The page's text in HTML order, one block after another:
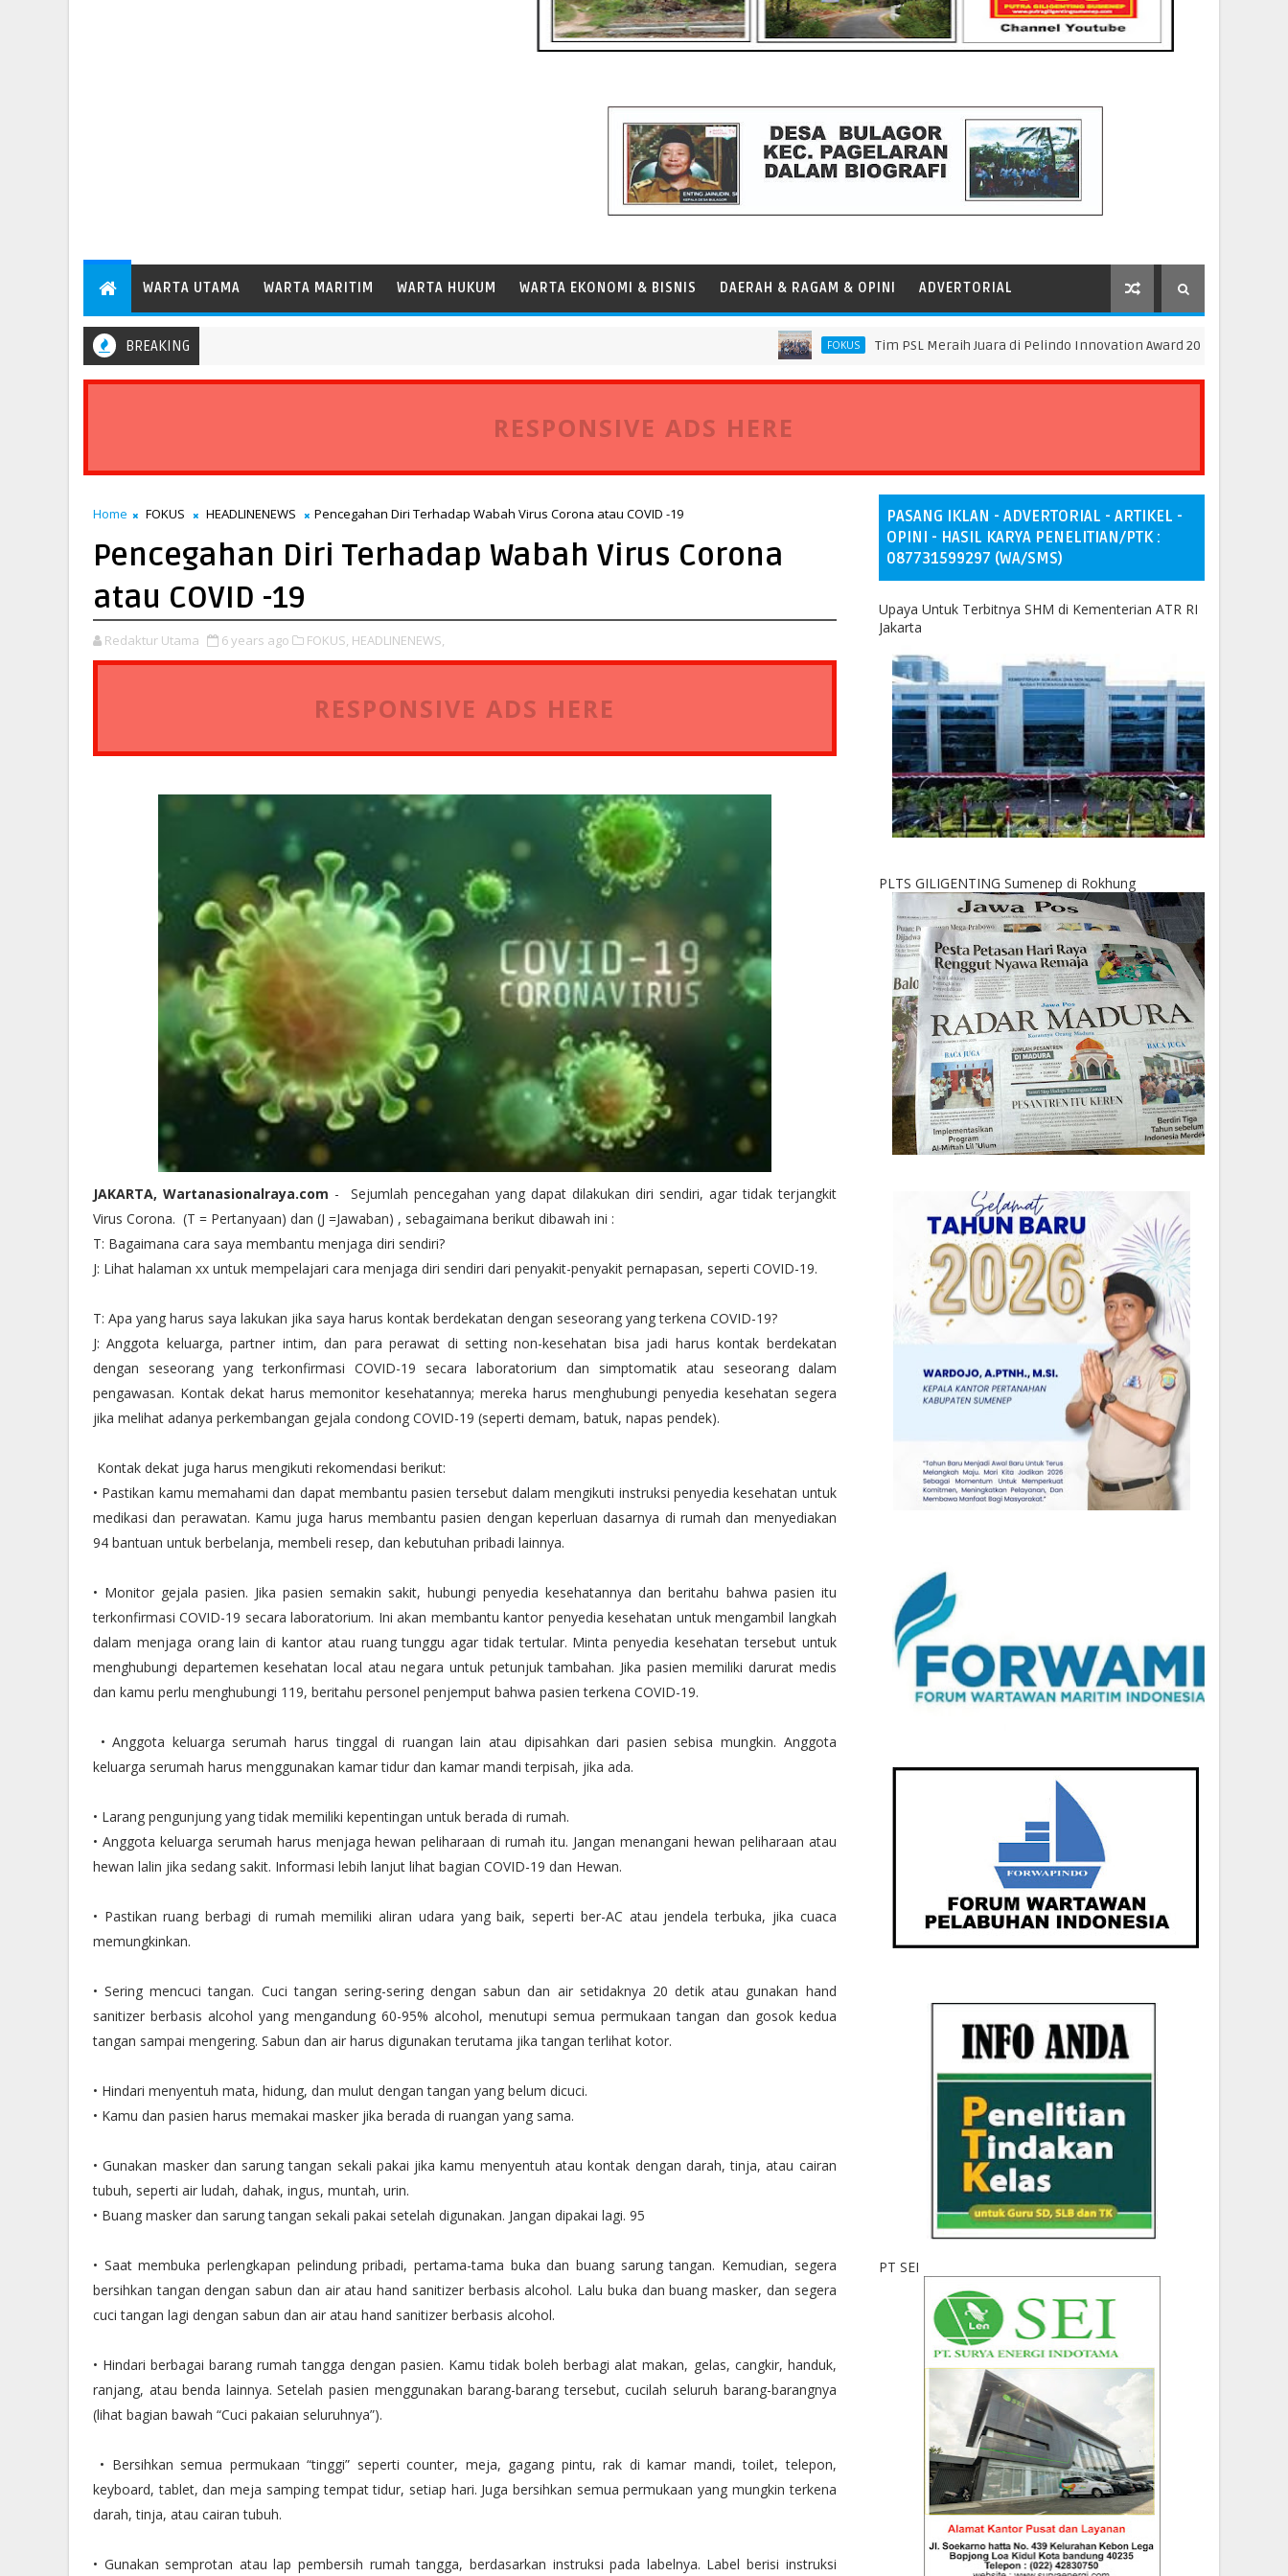
WARTA UTAMA WARTA MARITIM WARTA HUKUM WARTA EKONOMI & BISNIS DAERAH & RAGAM & OPINI ADVERTORIAL
BREAKING FOKUS Tim PSL Meraih Juara di Pelindo Innovation Award 2026 Tim K3SATRIA dan
RESPONSIVE ADS HERE
Home FOKUS HEADLINENEWS Pencegahan Diri Terhadap Wabah Virus Corona atau COVID -19
Pencegahan Diri Terhadap Wabah Virus Corona
atau COVID -19
Redaktur Utama 6 years ago FOKUS, HEADLINENEWS,
RESPONSIVE ADS HERE
JAKARTA, Wartanasionalraya.com - Sejumlah pencegahan yang dapat dilakukan diri sendiri, agar tidak terjangkit
Virus Corona. (T = Pertanyaan) dan (J =Jawaban) , sebagaimana berikut dibawah ini :
T: Bagaimana cara saya membantu menjaga diri sendiri?
J: Lihat halaman xx untuk mempelajari cara menjaga diri sendiri dari penyakit-penyakit pernapasan, seperti COVID-19.
T: Apa yang harus saya lakukan jika saya harus kontak berdekatan dengan seseorang yang terkena COVID-19?
J: Anggota keluarga, partner intim, dan para perawat di setting non-kesehatan bisa jadi harus kontak berdekatan
dengan seseorang yang terkonfirmasi COVID-19 secara laboratorium dan simptomatik atau seseorang dalam
pengawasan. Kontak dekat harus memonitor kesehatannya; mereka harus menghubungi penyedia kesehatan segera
jika melihat adanya perkembangan gejala condong COVID-19 (seperti demam, batuk, napas pendek).
Kontak dekat juga harus mengikuti rekomendasi berikut:
• Pastikan kamu memahami dan dapat membantu pasien tersebut dalam mengikuti instruksi penyedia kesehatan untuk
medikasi dan perawatan. Kamu juga harus membantu pasien dengan keperluan dasarnya di rumah dan menyediakan
94 bantuan untuk berbelanja, membeli resep, dan kebutuhan pribadi lainnya.
• Monitor gejala pasien. Jika pasien semakin sakit, hubungi penyedia kesehatannya dan beritahu bahwa pasien itu
terkonfirmasi COVID-19 secara laboratorium. Ini akan membantu kantor penyedia kesehatan untuk mengambil langkah
dalam menjaga orang lain di kantor atau ruang tunggu agar tidak tertular. Minta penyedia kesehatan tersebut untuk
menghubungi departemen kesehatan local atau negara untuk petunjuk tambahan. Jika pasien memiliki darurat medis
dan kamu perlu menghubungi 119, beritahu personel penjemput bahwa pasien terkena COVID-19.
• Anggota keluarga serumah harus tinggal di ruangan lain atau dipisahkan dari pasien sebisa mungkin. Anggota
keluarga serumah harus menggunakan kamar tidur dan kamar mandi terpisah, jika ada.
• Larang pengunjung yang tidak memiliki kepentingan untuk berada di rumah.
• Anggota keluarga serumah harus menjaga hewan peliharaan di rumah itu. Jangan menangani hewan peliharaan atau
hewan lalin jika sedang sakit. Informasi lebih lanjut lihat bagian COVID-19 dan Hewan.
• Pastikan ruang berbagi di rumah memiliki aliran udara yang baik, seperti ber-AC atau jendela terbuka, jika cuaca
memungkinkan.
• Sering mencuci tangan. Cuci tangan sering-sering dengan sabun dan air setidaknya 20 detik atau gunakan hand
sanitizer berbasis alcohol yang mengandung 60-95% alcohol, menutupi semua permukaan tangan dan gosok kedua
tangan sampai mengering. Sabun dan air harus digunakan terutama jika tangan terlihat kotor.
• Hindari menyentuh mata, hidung, dan mulut dengan tangan yang belum dicuci.
• Kamu dan pasien harus memakai masker jika berada di ruangan yang sama.
• Gunakan masker dan sarung tangan sekali pakai jika kamu menyentuh atau kontak dengan darah, tinja, atau cairan
tubuh, seperti air ludah, dahak, ingus, muntah, urin.
• Buang masker dan sarung tangan sekali pakai setelah digunakan. Jangan dipakai lagi. 95
• Saat membuka perlengkapan pelindung pribadi, pertama-tama buka dan buang sarung tangan. Kemudian, segera
bersihkan tangan dengan sabun dan air atau hand sanitizer berbasis alcohol. Lalu buka dan buang masker, dan segera
cuci tangan lagi dengan sabun dan air atau hand sanitizer berbasis alcohol.
• Hindari berbagai barang rumah tangga dengan pasien. Kamu tidak boleh berbagi alat makan, gelas, cangkir, handuk,
ranjang, atau benda lainnya. Setelah pasien menggunakan barang-barang tersebut, cucilah seluruh barang-barangnya
(lihat bagian bawah “Cuci pakaian seluruhnya”).
• Bersihkan semua permukaan “tinggi” seperti counter, meja, gagang pintu, rak di kamar mandi, toilet, telepon,
keyboard, tablet, dan meja samping tempat tidur, setiap hari. Juga bersihkan semua permukaan yang mungkin terkena
darah, tinja, atau cairan tubuh.
• Gunakan semprotan atau lap pembersih rumah tangga, berdasarkan instruksi pada labelnya. Label berisi instruksi
PASANG IKLAN - ADVERTORIAL - ARTIKEL -
OPINI - HASIL KARYA PENELITIAN/PTK :
087731599297 (WA/SMS)
Upaya Untuk Terbitnya SHM di Kementerian ATR RI
Jakarta
PLTS GILIGENTING Sumenep di Rokhung
PT SEI